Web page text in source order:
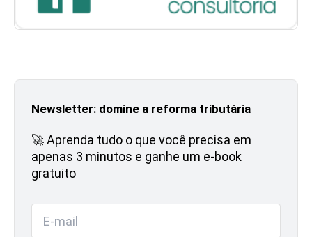
Newsletter: domine a reforma tributária
🚀 Aprenda tudo o que você precisa em
apenas 3 minutos e ganhe um e-book
gratuito